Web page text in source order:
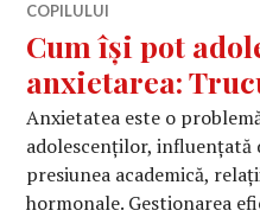
COPILULUI
Cum își pot
anxietarea:
Anxietatea este o
adolescenților,
presiunea academică,
hormonale. Gestionarea